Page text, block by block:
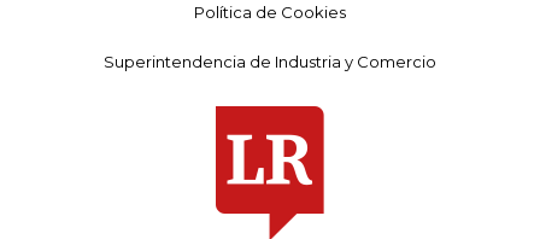
Política de Cookies
Superintendencia de Industria y Comercio